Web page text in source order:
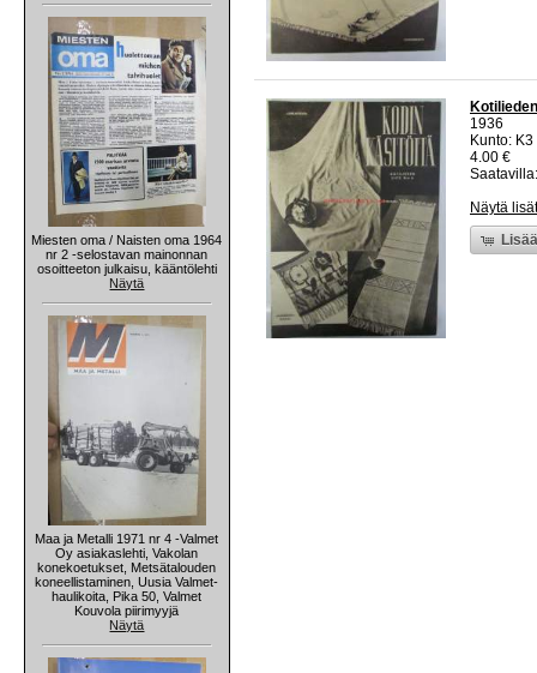
Miesten oma / Naisten oma 1964
nr 2 -selostavan mainonnan
osoitteeton julkaisu, kääntölehti
Näytä
Maa ja Metalli 1971 nr 4 -Valmet
Oy asiakaslehti, Vakolan
konekoetukset, Metsätalouden
koneellistaminen, Uusia Valmet-
haulikoita, Pika 50, Valmet
Kouvola piirimyyjä
Näytä
1936
Kunto:
4.00 €
Näytä